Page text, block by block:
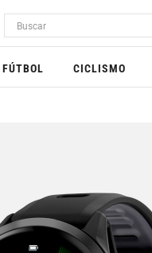
FÚTBOL CICLISMO